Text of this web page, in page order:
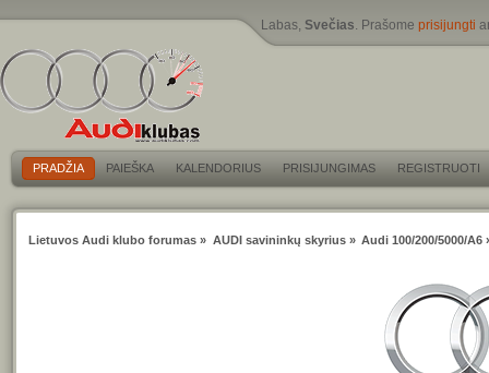
Labas, Svečias. Prašome prisijungti
PRADŽIA PAIEŠKA KALENDORIUS PRISIJUNGIMAS REGISTRUOTI
Lietuvos Audi klubo forumas » AUDI savininkų skyrius» Audi 100/200/5000/A6